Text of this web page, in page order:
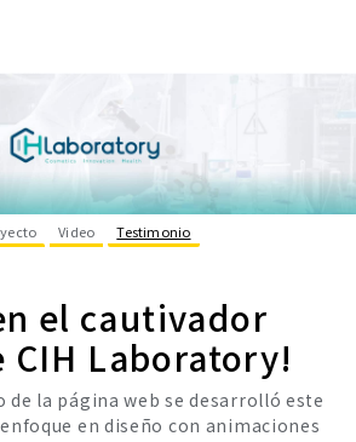
Video Testimonio
el cautivador
CIH Laboratory!
de la página web se desarrolló este
en diseño con animaciones